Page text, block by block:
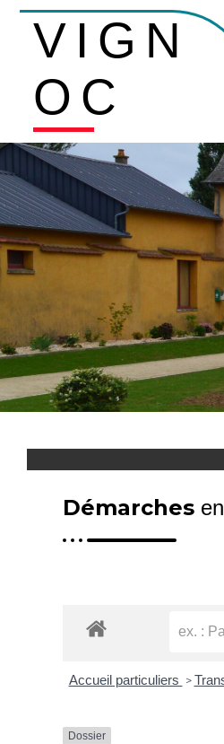
VIGN
OC
Démarches
Accueil particuliers >
Dossier